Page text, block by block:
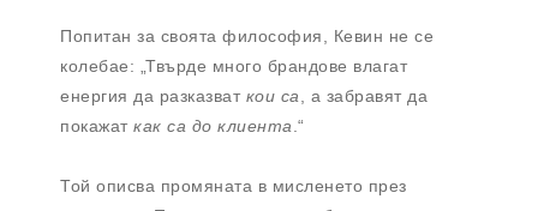
Попитан за своята философия, Кевин не се
колебае: „Твърде много брандове влагат
енергия да разказват кои са, а забравят да
покажат как са до клиента.“
Той описва промяната в мисленето през